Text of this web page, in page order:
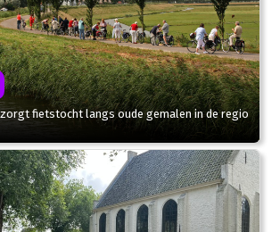
fietstocht langs oude gemalen in de regio